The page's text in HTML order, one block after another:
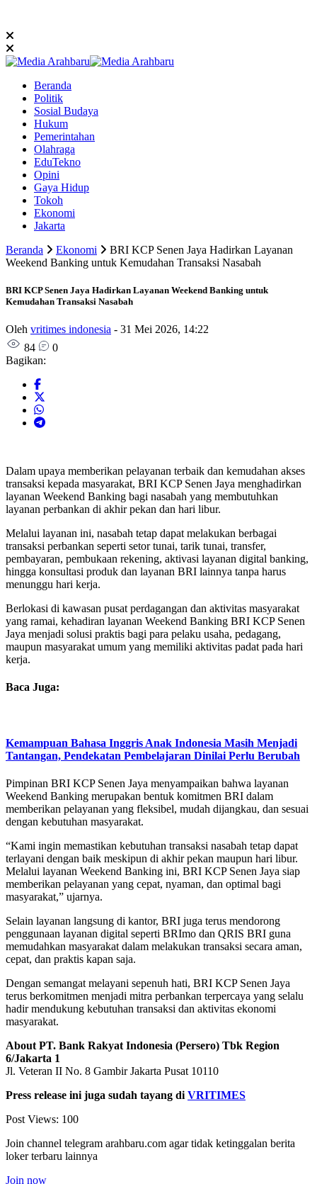
Beranda
Politik
Sosial Budaya
Hukum
Pemerintahan
Olahraga
EduTekno
Opini
Gaya Hidup
Tokoh
Ekonomi
Jakarta
Beranda
Ekonomi
BRI KCP Senen Jaya Hadirkan Layanan
Weekend Banking untuk Kemudahan Transaksi Nasabah
BRI KCP Senen Jaya Hadirkan Layanan Weekend Banking untuk
Kemudahan Transaksi Nasabah
Oleh vritimes indonesia - 31 Mei 2026, 14:22
84
0
Bagikan:
Dalam upaya memberikan pelayanan terbaik dan kemudahan akses
transaksi kepada masyarakat, BRI KCP Senen Jaya menghadirkan
layanan Weekend Banking bagi nasabah yang membutuhkan
layanan perbankan di akhir pekan dan hari libur.
Melalui layanan ini, nasabah tetap dapat melakukan berbagai
transaksi perbankan seperti setor tunai, tarik tunai, transfer,
pembayaran, pembukaan rekening, aktivasi layanan digital banking,
hingga konsultasi produk dan layanan BRI lainnya tanpa harus
menunggu hari kerja.
Berlokasi di kawasan pusat perdagangan dan aktivitas masyarakat
yang ramai, kehadiran layanan Weekend Banking BRI KCP Senen
Jaya menjadi solusi praktis bagi para pelaku usaha, pedagang,
maupun masyarakat umum yang memiliki aktivitas padat pada hari
kerja.
Baca Juga:
Kemampuan Bahasa Inggris Anak Indonesia Masih Menjadi
Tantangan, Pendekatan Pembelajaran Dinilai Perlu Berubah
Pimpinan BRI KCP Senen Jaya menyampaikan bahwa layanan
Weekend Banking merupakan bentuk komitmen BRI dalam
memberikan pelayanan yang fleksibel, mudah dijangkau, dan sesuai
dengan kebutuhan masyarakat.
“Kami ingin memastikan kebutuhan transaksi nasabah tetap dapat
terlayani dengan baik meskipun di akhir pekan maupun hari libur.
Melalui layanan Weekend Banking ini, BRI KCP Senen Jaya siap
memberikan pelayanan yang cepat, nyaman, dan optimal bagi
masyarakat,” ujarnya.
Selain layanan langsung di kantor, BRI juga terus mendorong
penggunaan layanan digital seperti BRImo dan QRIS BRI guna
memudahkan masyarakat dalam melakukan transaksi secara aman,
cepat, dan praktis kapan saja.
Dengan semangat melayani sepenuh hati, BRI KCP Senen Jaya
terus berkomitmen menjadi mitra perbankan terpercaya yang selalu
hadir mendukung kebutuhan transaksi dan aktivitas ekonomi
masyarakat.
About PT. Bank Rakyat Indonesia (Persero) Tbk Region
6/Jakarta 1
Jl. Veteran II No. 8 Gambir Jakarta Pusat 10110
Press release ini juga sudah tayang di VRITIMES
Post Views: 100
Join channel telegram arahbaru.com agar tidak ketinggalan berita
loker terbaru lainnya
Join now